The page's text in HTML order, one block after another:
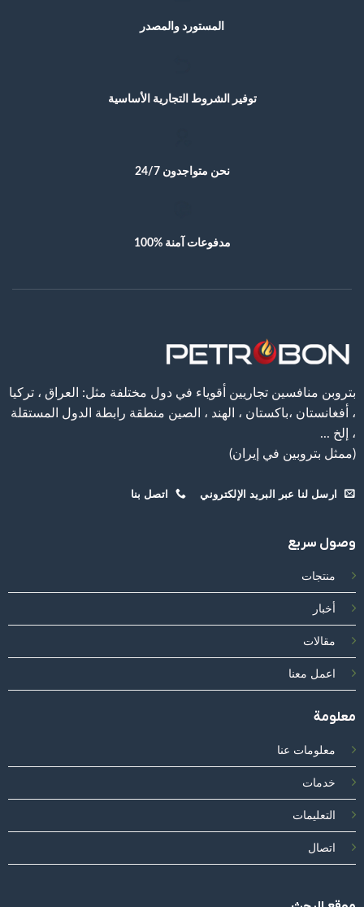
ﺍﻟﻤﺴﺘﻮﺭﺩ ﻭﺍﻟﻤﺼﺪﺭ
ﺗﻮﻓﻴﺮ ﺍﻟﺸﺮﻭﻁ ﺍﻟﺘﺠﺎﺭﻳﺔ ﺍﻷﺳﺎﺳﻴﺔ
ﻧﺤﻦ ﻣﺘﻮﺍﺟﺪﻭﻥ 24/7
ﻣﺪﻓﻮﻋﺎﺕ ﺁﻣﻨﺔ %100
ﺑﺘﺮﻭﺑﻦ ﻣﻨﺎﻓﺴﻴﻦ ﺗﺠﺎﺭﻳﻴﻦ ﺃﻗﻮﻳﺎﺀ ﻓﻲ ﺩﻭﻝ ﻣﺨﺘﻠﻔﺔ ﻣﺜﻞ: ﺍﻟﻌﺮﺍﻕ ، ﺗﺮﻛﻴﺎ
، ﺃﻓﻐﺎﻧﺴﺘﺎﻥ ،باكستان ، الهند ، الصين ﻣﻨﻄﻘﺔ ﺭﺍﺑﻄﺔ ﺍﻟﺪﻭﻝ ﺍﻟﻤﺴﺘﻘﻠﺔ
، ﺇﻟﺦ ...
(ممثل بتروبين في إيران)
ﺍﺭﺳﻞ ﻟﻨﺎ ﻋﺒﺮ ﺍﻟﺒﺮﻳﺪ ﺍﻹﻟﻜﺘﺮﻭﻧﻲ ﺍﺗﺼﻞ ﺑﻨﺎ
ﻭﺻﻮﻝ ﺳﺮﻳﻊ
ﻣﻨﺘﺠﺎﺕ
ﺃﺧﺒﺎﺭ
ﻣﻘﺎﻻﺕ
ﺍﻋﻤﻞ ﻣﻌﻨﺎ
ﻣﻌﻠﻮﻣﺔ
ﻣﻌﻠﻮﻣﺎﺕ ﻋﻨﺎ
ﺧﺪﻣﺎﺕ
ﺍﻟﺘﻌﻠﻴﻤﺎﺕ
ﺍﺗﺼﺎﻝ